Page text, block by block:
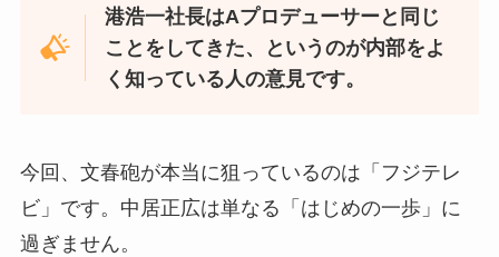
港浩一社長はAプロデューサーと同じ
ことをしてきた、というのが内部をよ
く知っている人の意見です。
今回、文春砲が本当に狙っているのは「フジテレ
ビ」です。中居正広は単なる「はじめの一歩」に
過ぎません。